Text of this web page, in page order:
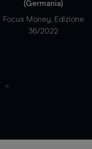
(Germania)
Focus Money, Edizione
36/2022